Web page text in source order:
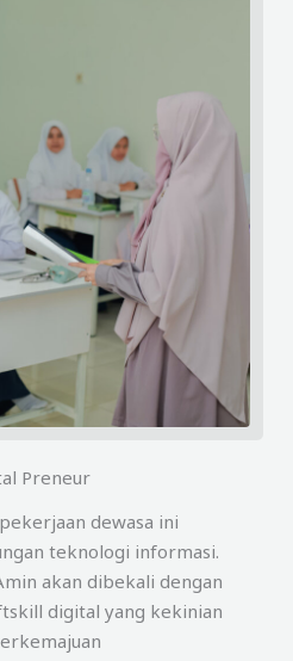
Preneur
dewasa ini
teknologi informasi.
akan dibekali dengan
digital yang kekinian